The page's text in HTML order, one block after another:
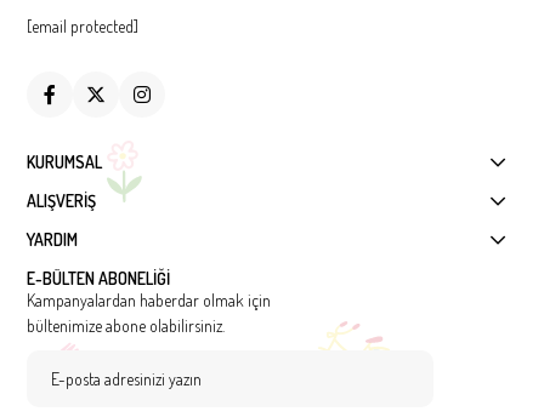
[email protected]
KURUMSAL
ALIŞVERİŞ
YARDIM
E-BÜLTEN ABONELİĞİ
Kampanyalardan haberdar olmak için
bültenimize abone olabilirsiniz.